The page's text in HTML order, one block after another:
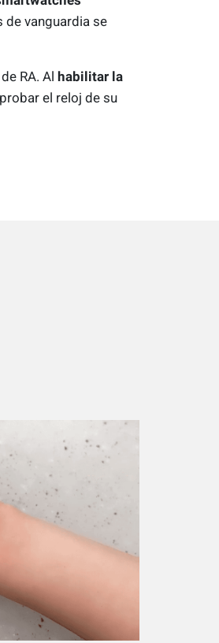
de vanguardia se
RA. Al habilitar la
el reloj de su